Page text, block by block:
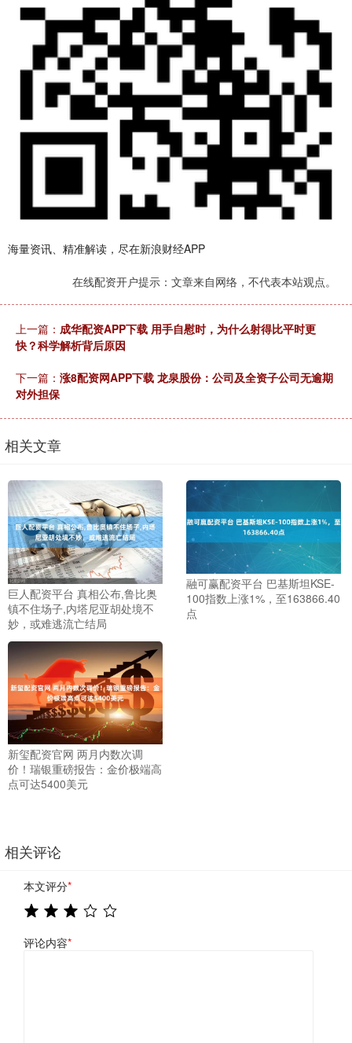
海量资讯、精准解读，尽在新浪财经APP
在线配资开户提示：文章来自网络，不代表本站观点。
上一篇： 成华配资APP下载 用手自慰时，为什么射得比平时更
快？科学解析背后原因
下一篇： 涨8配资网APP下载 龙泉股份：公司及全资子公司无逾期
对外担保
相关文章
巨人配资平台 真相公布,鲁比奥
镇不住场子,内塔尼亚胡处境不
妙，或难逃流亡结局
融可赢配资平台 巴基斯坦KSE-
100指数上涨1%，至163866.40
点
新玺配资官网 两月内数次调
价！瑞银重磅报告：金价极端高
点可达5400美元
相关评论
本文评分*
评论内容*